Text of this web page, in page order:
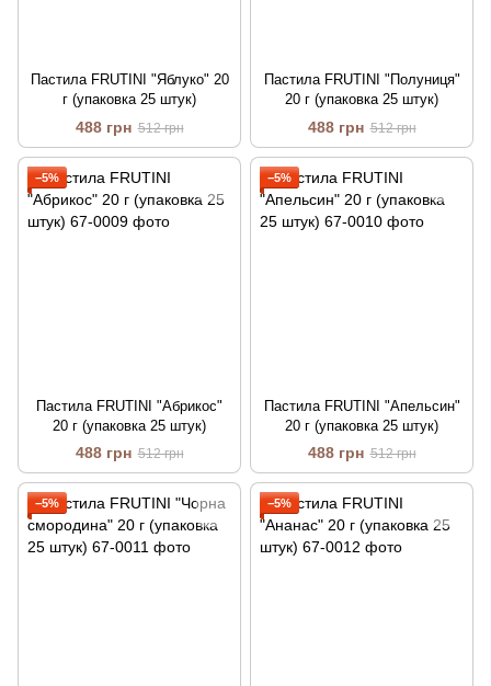
Пастила FRUTINI "Яблуко" 20
г (упаковка 25 штук)
488 грн 512 грн
Пастила FRUTINI "Полуниця"
20 г (упаковка 25 штук)
488 грн 512 грн
−5%
Пастила FRUTINI "Абрикос"
20 г (упаковка 25 штук)
488 грн 512 грн
−5%
Пастила FRUTINI "Апельсин"
20 г (упаковка 25 штук)
488 грн 512 грн
−5% −5%